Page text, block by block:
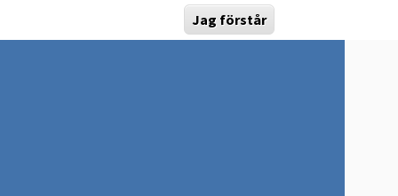
Jag förstår